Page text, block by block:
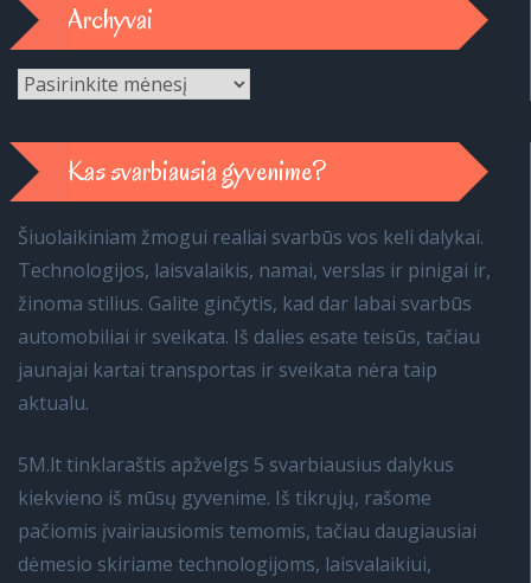
Archyvai
Archyvai
Kas svarbiausia gyvenime?
Šiuolaikiniam žmogui realiai svarbūs vos keli dalykai.
Technologijos, laisvalaikis, namai, verslas ir pinigai ir,
žinoma stilius. Galite ginčytis, kad dar labai svarbūs
automobiliai ir sveikata. Iš dalies esate teisūs, tačiau
jaunajai kartai transportas ir sveikata nėra taip
aktualu.
5M.lt tinklaraštis apžvelgs 5 svarbiausius dalykus
kiekvieno iš mūsų gyvenime. Iš tikrųjų, rašome
pačiomis įvairiausiomis temomis, tačiau daugiausiai
dėmesio skiriame technologijoms, laisvalaikiui,